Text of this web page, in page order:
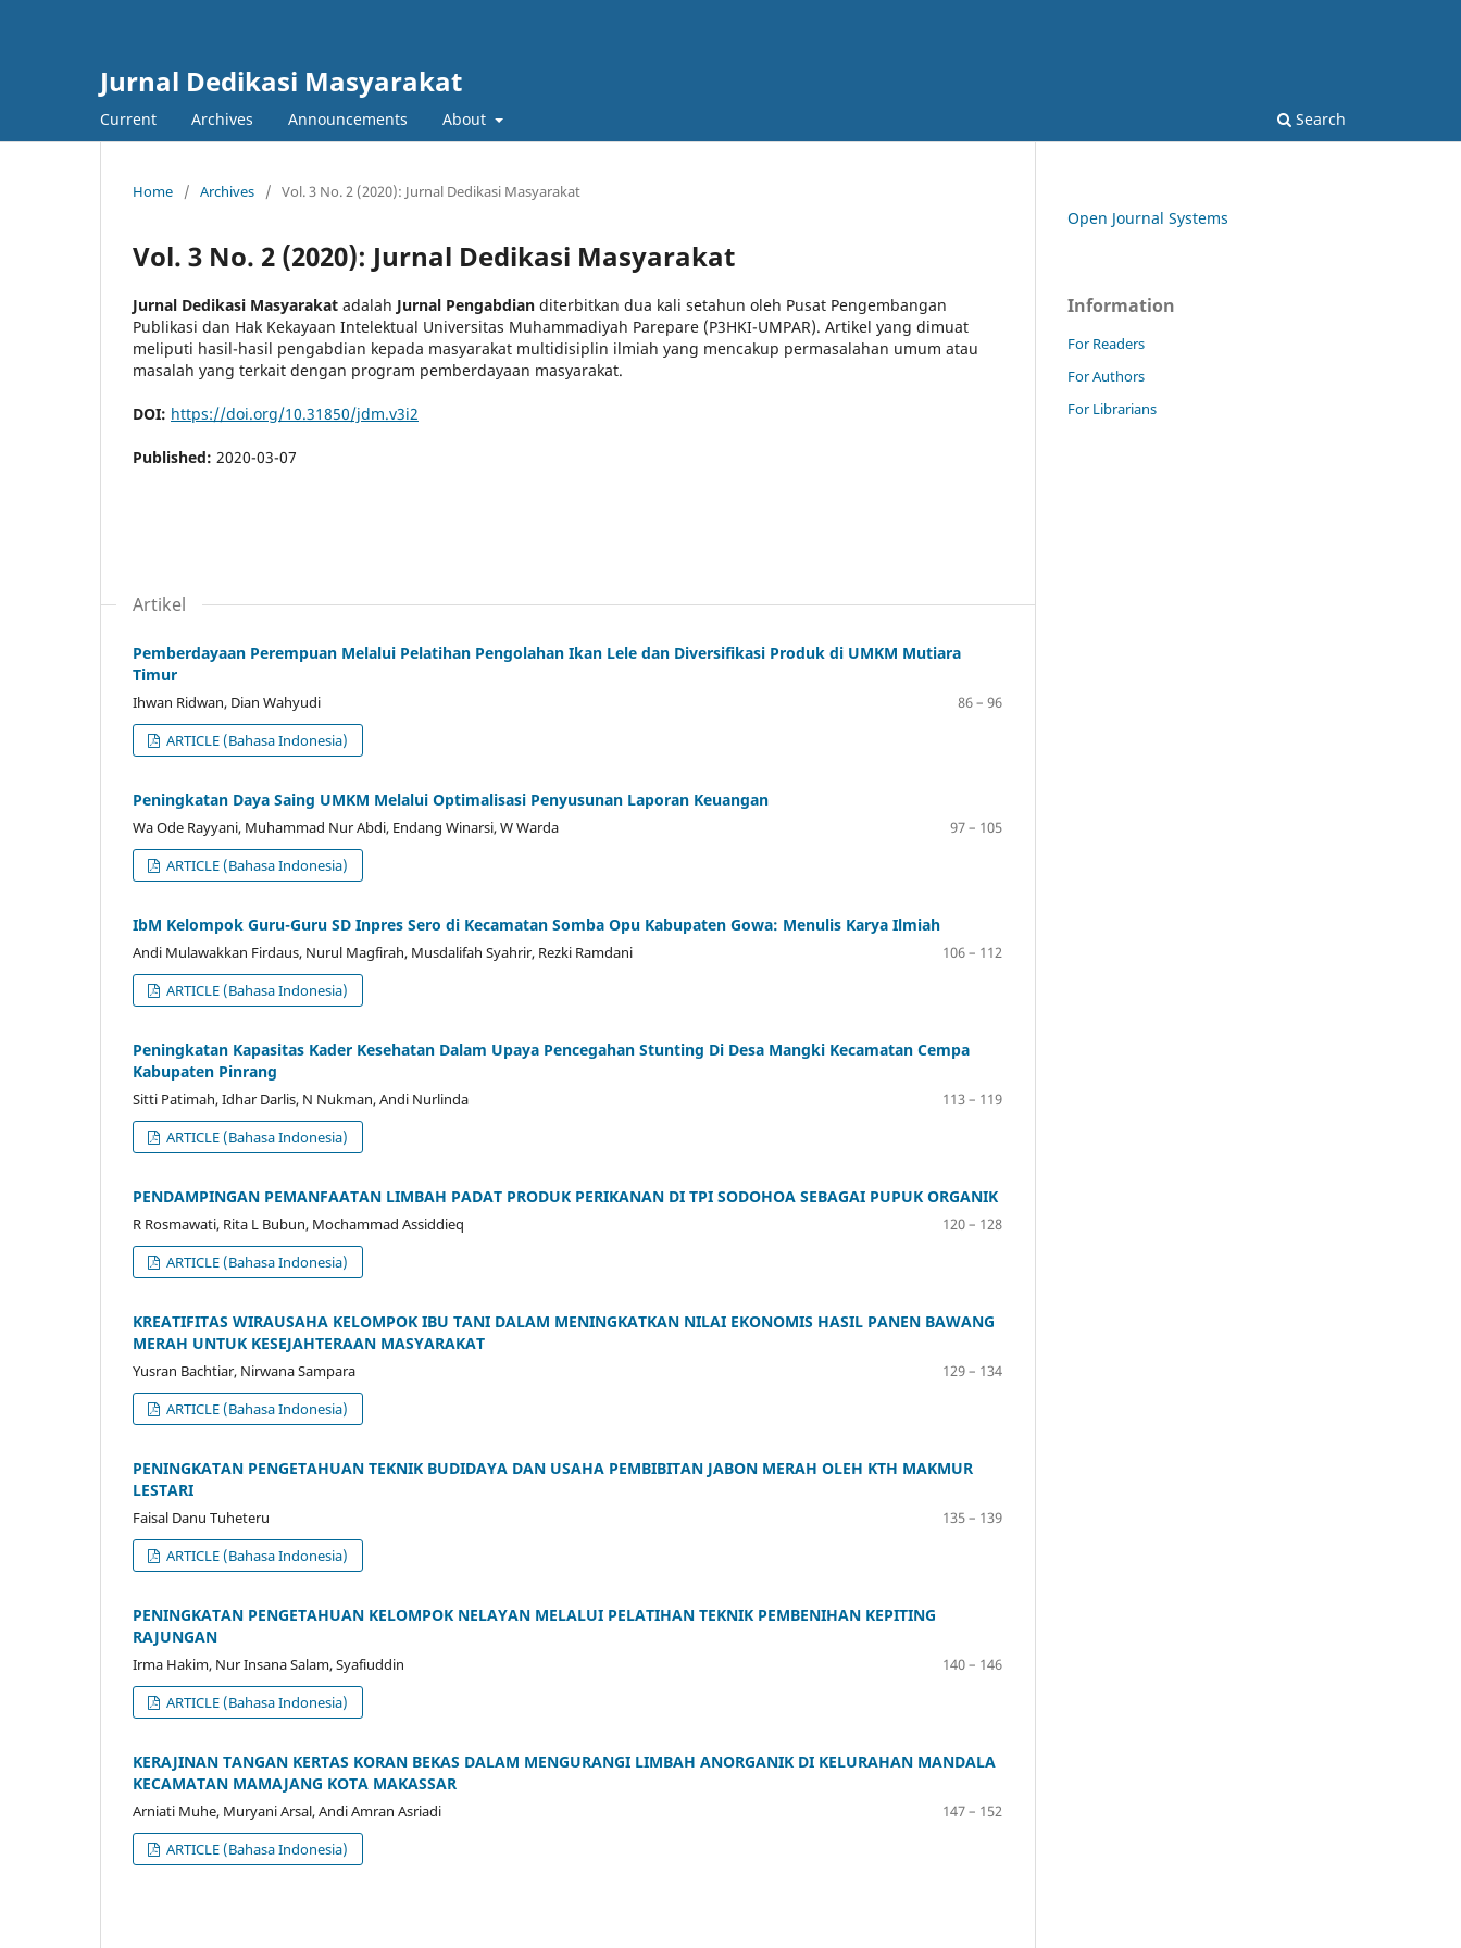
Jurnal Dedikasi Masyarakat
Current Archives Announcements About Search
Home / Archives / Vol. 3 No. 2 (2020): Jurnal Dedikasi Masyarakat
Vol. 3 No. 2 (2020): Jurnal Dedikasi Masyarakat
Jurnal Dedikasi Masyarakat adalah Jurnal Pengabdian diterbitkan dua kali setahun oleh Pusat Pengembangan
Publikasi dan Hak Kekayaan Intelektual Universitas Muhammadiyah Parepare (P3HKI-UMPAR). Artikel yang dimuat
meliputi hasil-hasil pengabdian kepada masyarakat multidisiplin ilmiah yang mencakup permasalahan umum atau
masalah yang terkait dengan program pemberdayaan masyarakat.
DOI: https://doi.org/10.31850/jdm.v3i2
Published: 2020-03-07
Artikel
Pemberdayaan Perempuan Melalui Pelatihan Pengolahan Ikan Lele dan Diversifikasi Produk di UMKM Mutiara
Timur
Ihwan Ridwan, Dian Wahyudi
86 – 96
ARTICLE (Bahasa Indonesia)
Peningkatan Daya Saing UMKM Melalui Optimalisasi Penyusunan Laporan Keuangan
Wa Ode Rayyani, Muhammad Nur Abdi, Endang Winarsi, W Warda
97 – 105
ARTICLE (Bahasa Indonesia)
IbM Kelompok Guru-Guru SD Inpres Sero di Kecamatan Somba Opu Kabupaten Gowa: Menulis Karya Ilmiah
Andi Mulawakkan Firdaus, Nurul Magfirah, Musdalifah Syahrir, Rezki Ramdani
106 – 112
ARTICLE (Bahasa Indonesia)
Peningkatan Kapasitas Kader Kesehatan Dalam Upaya Pencegahan Stunting Di Desa Mangki Kecamatan Cempa
Kabupaten Pinrang
Sitti Patimah, Idhar Darlis, N Nukman, Andi Nurlinda
113 – 119
ARTICLE (Bahasa Indonesia)
PENDAMPINGAN PEMANFAATAN LIMBAH PADAT PRODUK PERIKANAN DI TPI SODOHOA SEBAGAI PUPUK ORGANIK
R Rosmawati, Rita L Bubun, Mochammad Assiddieq
120 – 128
ARTICLE (Bahasa Indonesia)
KREATIFITAS WIRAUSAHA KELOMPOK IBU TANI DALAM MENINGKATKAN NILAI EKONOMIS HASIL PANEN BAWANG
MERAH UNTUK KESEJAHTERAAN MASYARAKAT
Yusran Bachtiar, Nirwana Sampara
129 – 134
ARTICLE (Bahasa Indonesia)
PENINGKATAN PENGETAHUAN TEKNIK BUDIDAYA DAN USAHA PEMBIBITAN JABON MERAH OLEH KTH MAKMUR
LESTARI
Faisal Danu Tuheteru
135 – 139
ARTICLE (Bahasa Indonesia)
PENINGKATAN PENGETAHUAN KELOMPOK NELAYAN MELALUI PELATIHAN TEKNIK PEMBENIHAN KEPITING
RAJUNGAN
Irma Hakim, Nur Insana Salam, Syafiuddin
140 – 146
ARTICLE (Bahasa Indonesia)
KERAJINAN TANGAN KERTAS KORAN BEKAS DALAM MENGURANGI LIMBAH ANORGANIK DI KELURAHAN MANDALA
KECAMATAN MAMAJANG KOTA MAKASSAR
Arniati Muhe, Muryani Arsal, Andi Amran Asriadi
147 – 152
ARTICLE (Bahasa Indonesia)
Open Journal Systems
Information
For Readers
For Authors
For Librarians